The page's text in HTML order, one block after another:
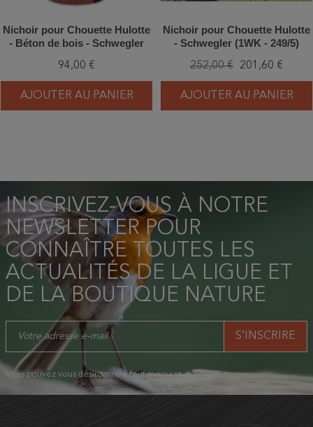
Nichoir pour Chouette Hulotte
- Béton de bois - Schwegler
94,00 €
AJOUTER AU PANIER
Nichoir pour Chouette Hulotte
- Schwegler (1WK - 249/5)
252,00 € 201,60 €
AJOUTER AU PANIER
INSCRIVEZ-VOUS À NOTRE
NEWSLETTER POUR
CONNAÎTRE TOUTES LES
ACTUALITÉS DE LA LIGUE ET
DE LA BOUTIQUE NATURE
Vous pouvez vous désinscrire à tout moment.